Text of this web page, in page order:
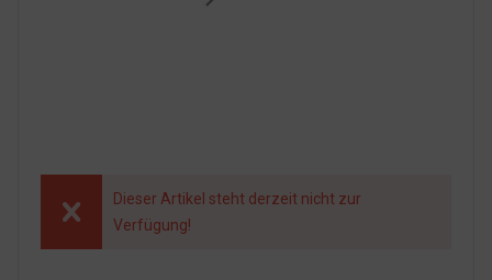
Dieser Artikel steht derzeit nicht zur
Verfügung!